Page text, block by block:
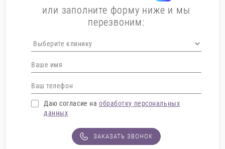
или заполните форму ниже и мы
перезвоним:
Даю согласие на обработку персональных
данных
ЗАКАЗАТЬ ЗВОНОК